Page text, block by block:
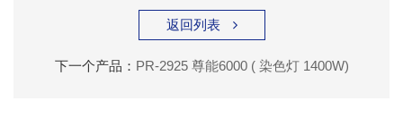
返回列表 
下一个产品： PR-2925 尊能6000 ( 染色灯 1400W)